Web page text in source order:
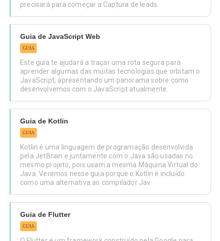
precisará para começar a Captura de leads.
Guia de JavaScript Web
GUIA
Este guia te ajudará a traçar uma rota segura para
aprender algumas das muitas tecnologias que orbitam o
JavaScript, apresentando um panorama sobre como
desenvolvemos com o JavaScript atualmente.
Guia de Kotlin
GUIA
Kotlin é uma linguagem de programação desenvolvida
pela JetBrain e juntamente com o Java são usadas no
mesmo projeto, pois usam a mesma Máquina Virtual do
Java. Veremos nesse guia porque o Kotlin é incluído
como uma alternativa ao compilador Jav
Guia de Flutter
GUIA